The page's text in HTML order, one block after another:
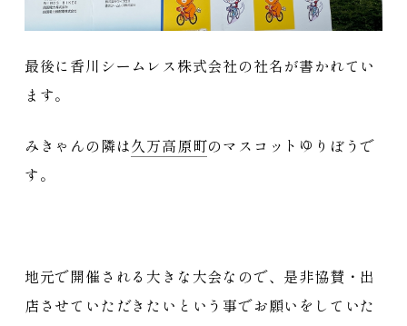
最後に香川シームレス株式会社の社名が書かれてい
ます。
みきゃんの隣は久万高原町のマスコットゆりぼうで
す。
地元で開催される大きな大会なので、是非協賛・出
店させていただきたいという事でお願いをしていた